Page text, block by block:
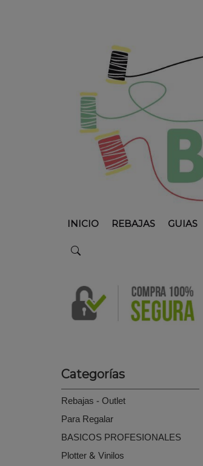
INICIO REBAJAS GUIAS
Categorías
Rebajas - Outlet
Para Regalar
BASICOS PROFESIONALES
Plotter & Vinilos